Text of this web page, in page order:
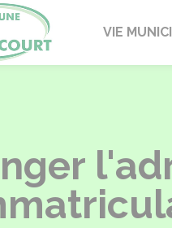
Paucourt
VIE